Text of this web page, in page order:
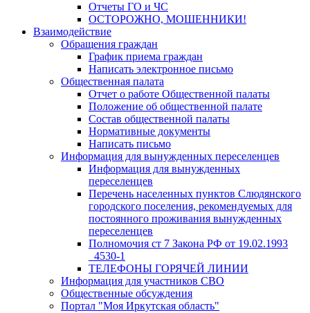
Отчеты ГО и ЧС
ОСТОРОЖНО, МОШЕННИКИ!
Взаимодействие
Обращения граждан
График приема граждан
Написать электронное письмо
Общественная палата
Отчет о работе Общественной палаты
Положение об общественной палате
Состав общественной палаты
Нормативные документы
Написать письмо
Информация для вынужденных переселенцев
Информация для вынужденных
переселенцев
Перечень населенных пунктов Слюдянского
городского поселения, рекомендуемых для
постоянного проживания вынужденных
переселенцев
Полномочия ст 7 Закона РФ от 19.02.1993
_4530-1
ТЕЛЕФОНЫ ГОРЯЧЕЙ ЛИНИИ
Информация для участников СВО
Общественные обсуждения
Портал "Моя Иркутская область"